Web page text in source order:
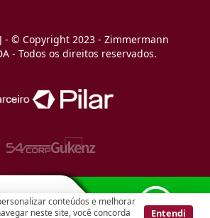
conteúdos e melhorar
neste site, você concorda
Entendi
J - © Copyright 2023 - Zimmermann
- Todos os direitos reservados.